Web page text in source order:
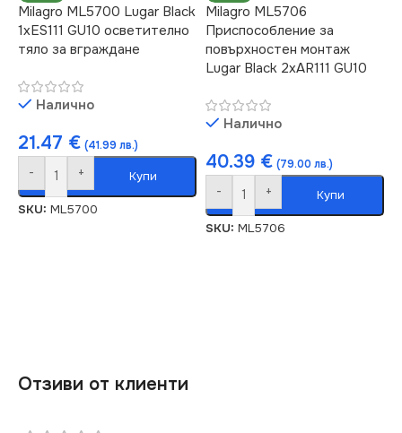
Milagro ML5700 Lugar Black
1xES111 GU10 осветително
тяло за вграждане
Налично
21.47 € (41.99 лв.)
- + Купи
SKU: ML5700
Milagro ML5706
Приспособление за
повърхностен монтаж
Lugar Black 2xAR111 GU10
Налично
40.39 € (79.00 лв.)
- + Купи
SKU: ML5706
Отзиви от клиенти